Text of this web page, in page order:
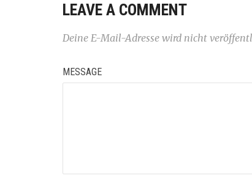
LEAVE A COMMENT
Deine E-Mail-Adresse wird nicht
MESSAGE